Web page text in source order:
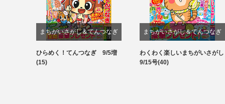
まちがいさがし＆てんつなぎ
パズル
ひらめく！てんつなぎ 9/5増
(15)
まちがいさがし＆てんつなぎ
パズル
わくわく楽しいまちがいさがし
9/15号(40)